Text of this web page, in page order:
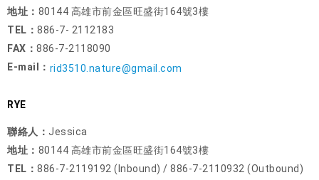
地址： 80144 高雄市前金區旺盛街164號3樓
TEL： 886-7- 2112183
FAX： 886-7-2118090
E-mail： rid3510.nature@gmail.com
RYE
聯絡人： Jessica
地址： 80144 高雄市前金區旺盛街164號3樓
TEL： 886-7-2119192 (Inbound) / 886-7-2110932 (Outbound)